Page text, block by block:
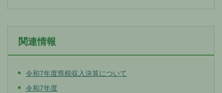
関連情報
令和7年度県税収入決算について
令和7年度